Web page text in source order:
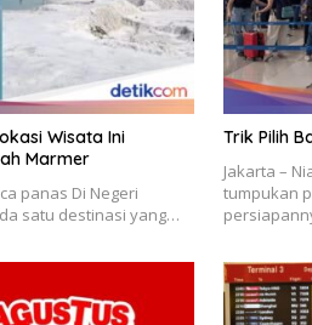
Wisata Ini
Marmer
panas Di Negeri
satu destinasi yang…
Trik Pilih
Jakarta –
tumpukan